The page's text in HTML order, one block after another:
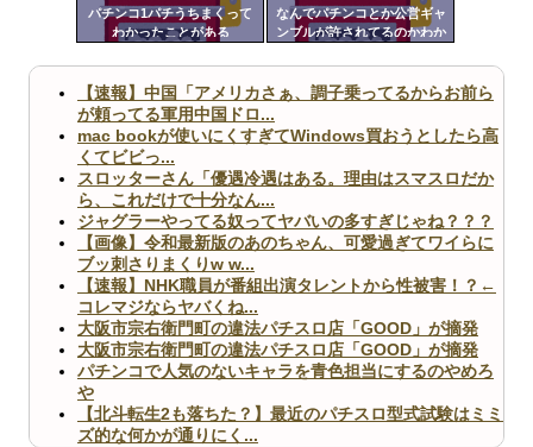
パチンコ1パチうちまくって
わかったことがある
なんでパチンコとか公営ギャ
ンブルが許されてるのかわか
更新
ツー
【速報】中国「アメリカさぁ、調子乗ってるからお前ら
が頼ってる軍用中国ドロ...
mac bookが使いにくすぎてWindows買おうとしたら高
くてビビっ...
スロッターさん「優遇冷遇はある。理由はスマスロだか
ら、これだけで十分なん...
ジャグラーやってる奴ってヤバいの多すぎじゃね？？？
【画像】令和最新版のあのちゃん、可愛過ぎてワイらに
ブッ刺さりまくりw w...
【速報】NHK職員が番組出演タレントから性被害！？←
コレマジならヤバくね...
大阪市宗右衛門町の違法パチスロ店「GOOD」が摘発
大阪市宗右衛門町の違法パチスロ店「GOOD」が摘発
パチンコで人気のないキャラを青色担当にするのやめろ
や
【北斗転生2も落ちた？】最近のパチスロ型式試験はミミ
ズ的な何かが通りにく...